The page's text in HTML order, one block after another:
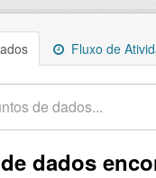
Fluxo de
dados